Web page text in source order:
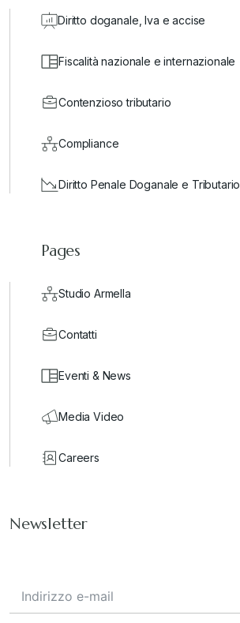
Diritto doganale, Iva e accise
Fiscalità nazionale e internazionale
Contenzioso tributario
Compliance
Diritto Penale Doganale e Tributario
Pages
Studio Armella
Contatti
Eventi & News
Media Video
Careers
Newsletter